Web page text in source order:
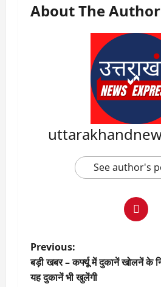
About The Author
See author's
P
o
Previous:
बड़ी खबर – कर्फ्यू में दुकानें खोलनें के
यह दुकानें भी खुलेंगी